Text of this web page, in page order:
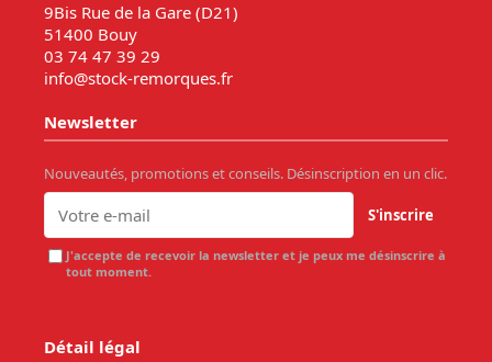
9Bis Rue de la Gare (D21)
51400 Bouy
03 74 47 39 29
info@stock-remorques.fr
Newsletter
Nouveautés, promotions et conseils. Désinscription en un clic.
S'inscrire
J'accepte de recevoir la newsletter et je peux me désinscrire à
tout moment.
Détail légal